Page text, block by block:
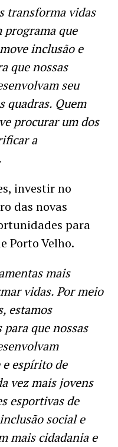
transforma vidas
programa que
inclusão e
que nossas
seu
quadras. Quem
procurar um dos
a
investir no
das novas
para
Porto Velho.
mais
vidas. Por meio
estamos
que nossas
espírito de
vez mais jovens
esportivas de
social e
mais cidadania e